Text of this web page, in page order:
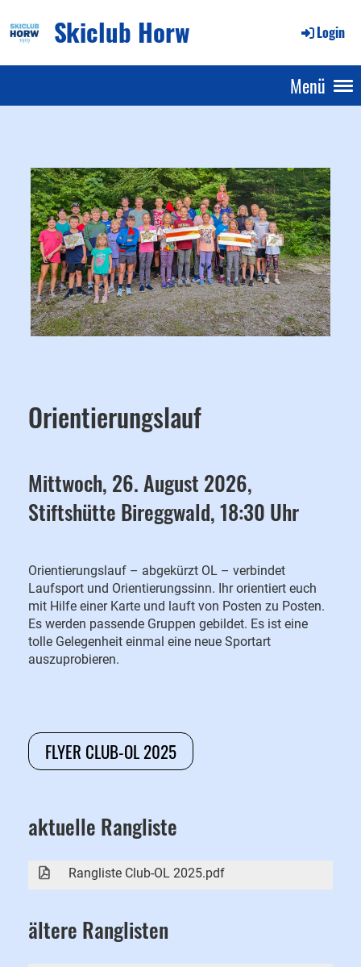
Skiclub Horw Login
Menü
Orientierungslauf
Mittwoch, 26. August 2026,
Stiftshütte Bireggwald, 18:30 Uhr
Orientierungslauf – abgekürzt OL – verbindet
Laufsport und Orientierungssinn. Ihr orientiert euch
mit Hilfe einer Karte und lauft von Posten zu Posten.
Es werden passende Gruppen gebildet. Es ist eine
tolle Gelegenheit einmal eine neue Sportart
auszuprobieren.
FLYER CLUB-OL 2025
aktuelle Rangliste
Rangliste Club-OL 2025.pdf
ältere Ranglisten